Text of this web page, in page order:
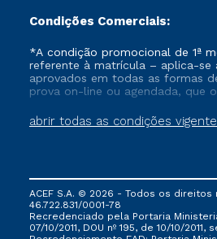
Condições Comerciais:
abrir todas as condições
*A condição promocional de 1ª
referente à matrícula – aplica-se
aprovados em todas as formas
prova on-line ou agendada, que
vigente, que ainda não tenham
tenham cancelado ou trancado
via FIES, Prouni e outros
não se acumula com nenhuma
ofertada pela Instituição.
ACEF S.A. © 2026 - Todos os direitos
46.722.831/0001-78
Recredenciado pela Portaria
07/10/2011, DOU nº 195, de 10/10/2011,